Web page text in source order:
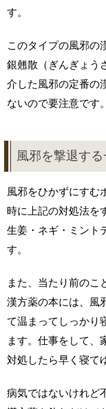
す。
このタイプの風邪の
銀翹散（ぎんぎょう
介した風邪の定番の
ないので要注意です。
風邪を撃退す
風邪をひかずにすむ
時に上記の対処法を
生姜・ネギ・ミント
す。
また、当たり前のこ
漢方薬の本には、風
て温まってしっかり
ます。仕事をして、
対処したら早く寝て
病気ではないけれど